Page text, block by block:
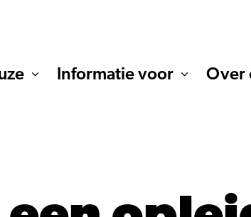
Informatie voor Over